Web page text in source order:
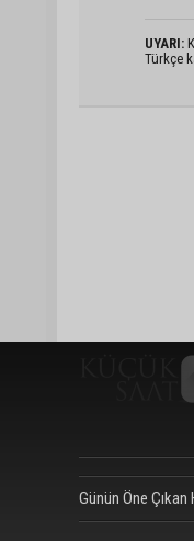
UYARI:
Türkçe
Günün Öne Çıkan